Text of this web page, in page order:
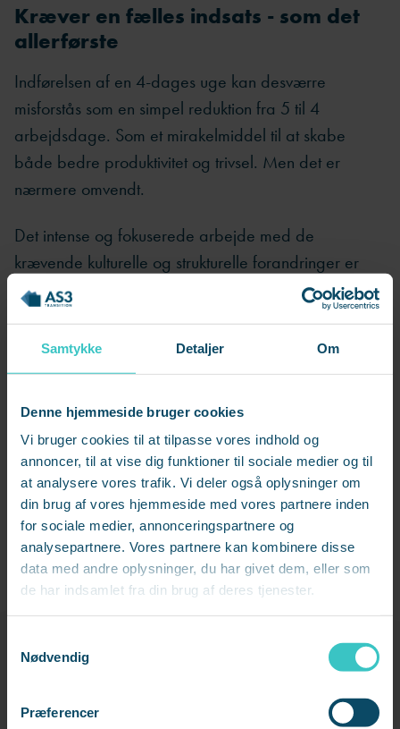
Samtykke Detaljer Om
Denne hjemmeside bruger cookies
Vi bruger cookies til at tilpasse vores indhold og
annoncer, til at vise dig funktioner til sociale medier og til
at analysere vores trafik. Vi deler også oplysninger om
din brug af vores hjemmeside med vores partnere inden
for sociale medier, annonceringspartnere og
analysepartnere. Vores partnere kan kombinere disse
data med andre oplysninger, du har givet dem, eller som
de har indsamlet fra din brug af deres tjenester.
Nødvendig
Præferencer
Kræver en fælles indsats - som det
allerførste
Indførelsen af en 4-dages uge kan desværre
misforstås som en simpel reduktion fra 5 til 4
arbejdsdage. Som et mirakelmiddel til at skabe
både bedre produktivitet og trivsel. Men det er
nærmere omvendt.
Det intense og fokuserede arbejde med de
krævende kulturelle og strukturelle forandringer er
midlet. D
resultatetaf disse
Facebook
LinkedIn
Send på e-mail